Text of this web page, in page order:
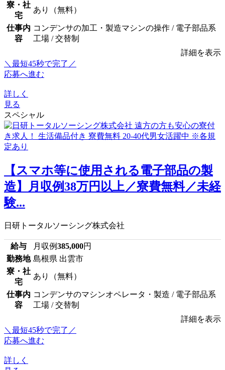
寮・社
宅
あり（無料）
仕事内
容
コンデンサの加工・製造マシンの操作 / 電子部品系
工場 / 交替制
詳細を表示
＼最短45秒で完了／
応募へ進む
詳しく
見る
スペシャル
【スマホ等に使用される電子部品の製
造】月収例38万円以上／寮費無料／未経
験...
日研トータルソーシング株式会社
給与 月収例385,000円
勤務地 島根県 出雲市
寮・社
宅
あり（無料）
仕事内
容
コンデンサのマシンオペレータ・製造 / 電子部品系
工場 / 交替制
詳細を表示
＼最短45秒で完了／
応募へ進む
詳しく